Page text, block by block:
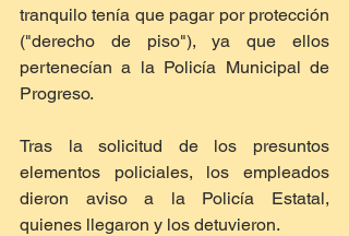
tranquilo tenía que pagar por protección
("derecho de piso"), ya que ellos
pertenecían a la Policía Municipal de
Progreso.
Tras la solicitud de los presuntos
elementos policiales, los empleados
dieron aviso a la Policía Estatal,
quienes llegaron y los detuvieron.